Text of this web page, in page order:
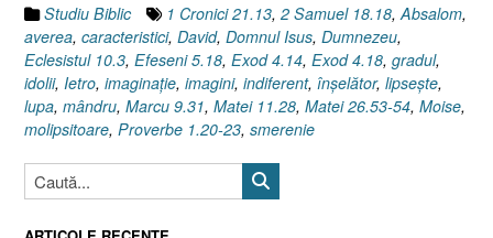
Studiu Biblic 1 Cronici 21.13, 2 Samuel 18.18, Absalom,
averea, caracteristici, David, Domnul Isus, Dumnezeu,
Eclesistul 10.3, Efeseni 5.18, Exod 4.14, Exod 4.18, gradul,
idolii, Ietro, imaginaţie, imagini, indiferent, înşelător, lipseşte,
lupa, mândru, Marcu 9.31, Matei 11.28, Matei 26.53-54, Moise,
molipsitoare, Proverbe 1.20-23, smerenie